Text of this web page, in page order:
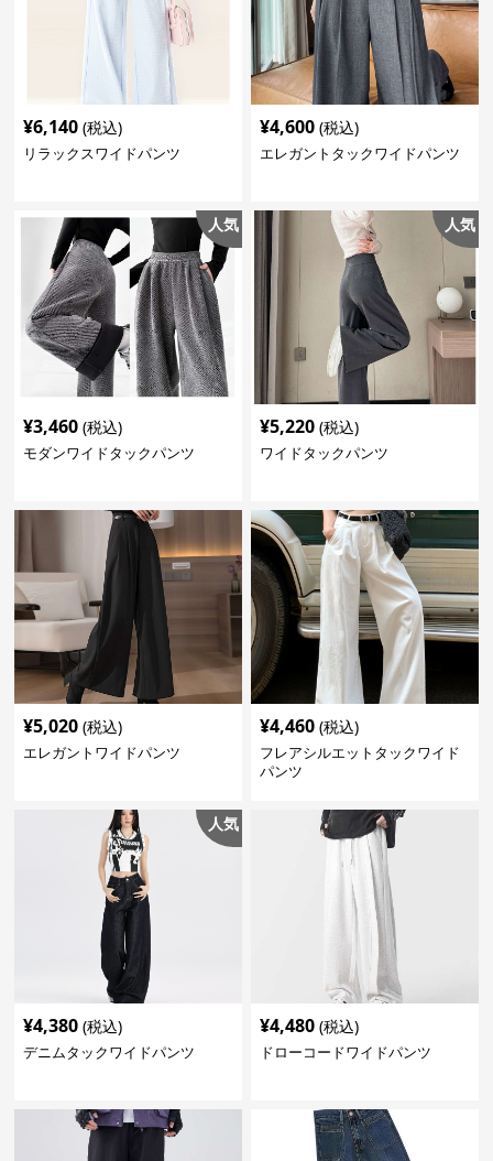
¥6,140 (税込)
リラックスワイドパンツ
¥4,600 (税込)
エレガントタックワイドパンツ
人気
¥3,460 (税込)
モダンワイドタックパンツ
人気
¥5,220 (税込)
ワイドタックパンツ
¥5,020 (税込)
エレガントワイドパンツ
¥4,460 (税込)
フレアシルエットタックワイド
パンツ
人気
¥4,380 (税込)
デニムタックワイドパンツ
¥4,480 (税込)
ドローコードワイドパンツ